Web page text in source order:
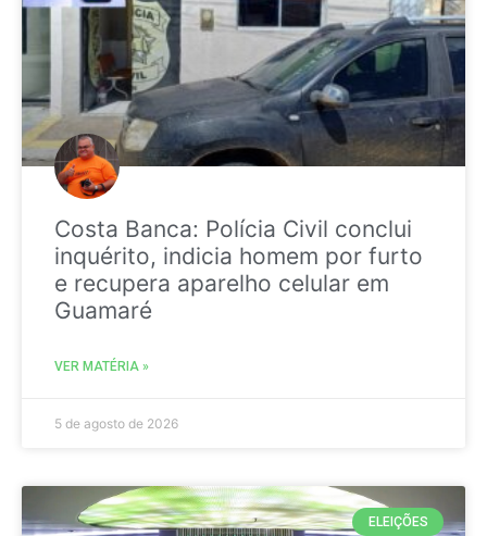
Costa Banca: Polícia Civil conclui
inquérito, indicia homem por furto
e recupera aparelho celular em
Guamaré
VER MATÉRIA »
5 de agosto de 2026
ELEIÇÕES